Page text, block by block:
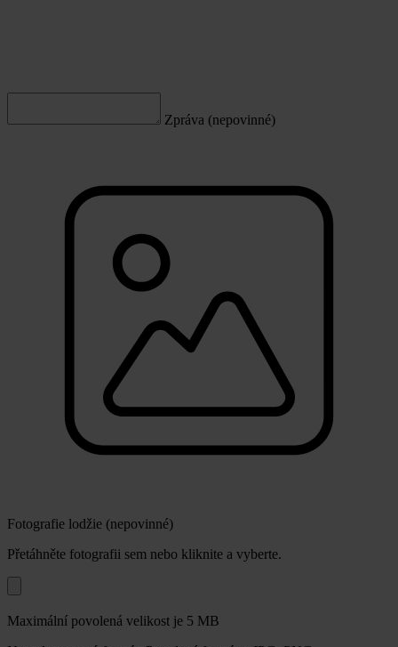
Zpráva (nepovinné)
Fotografie lodžie (nepovinné)
Přetáhněte fotografii sem nebo kliknite a vyberte.
Maximální povolená velikost je 5 MB